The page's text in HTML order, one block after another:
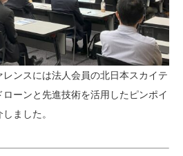
ンスには法人会員の北日本スカイテ
ーンと先進技術を活用したピンポイ
ました。